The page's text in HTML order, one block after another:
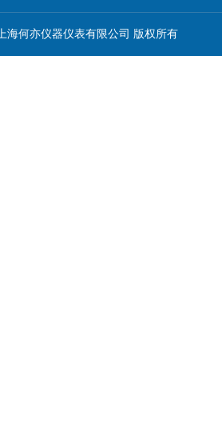
海何亦仪器仪表有限公司 版权所有